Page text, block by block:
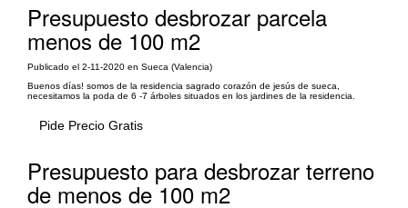
Presupuesto desbrozar parcela
menos de 100 m2
Publicado el 2-11-2020 en Sueca (Valencia)
Buenos días! somos de la residencia sagrado corazón de jesús de sueca,
necesitamos la poda de 6 -7 árboles situados en los jardines de la residencia.
Pide Precio Gratis
Presupuesto para desbrozar terreno
de menos de 100 m2